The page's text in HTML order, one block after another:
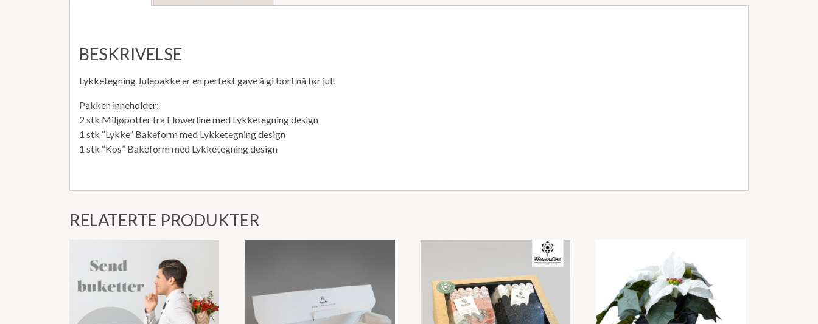
BESKRIVELSE
Lykketegning Julepakke er en perfekt gave å gi bort nå før jul!
Pakken inneholder:
2 stk Miljøpotter fra Flowerline med Lykketegning design
1 stk “Lykke” Bakeform med Lykketegning design
1 stk “Kos” Bakeform med Lykketegning design
RELATERTE PRODUKTER